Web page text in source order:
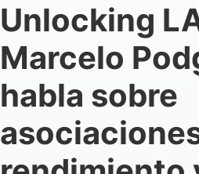
Unlocking
Marcelo
habla sobre